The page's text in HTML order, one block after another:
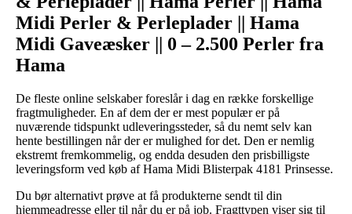
Midi Perler & Perleplader || Hama
Midi Gaveæsker || 0 – 2.500 Perler fra
Hama
De fleste online selskaber foreslår i dag en række forskellige
fragtmuligheder. En af dem der er mest populær er på
nuværende tidspunkt udleveringssteder, så du nemt selv kan
hente bestillingen når der er mulighed for det. Den er nemlig
ekstremt fremkommelig, og endda desuden den prisbilligste
leveringsform ved køb af Hama Midi Blisterpak 4181 Prinsesse.
Du bør alternativt prøve at få produkterne sendt til din
hjemmeadresse eller til når du er på job. Fragttypen viser sig til